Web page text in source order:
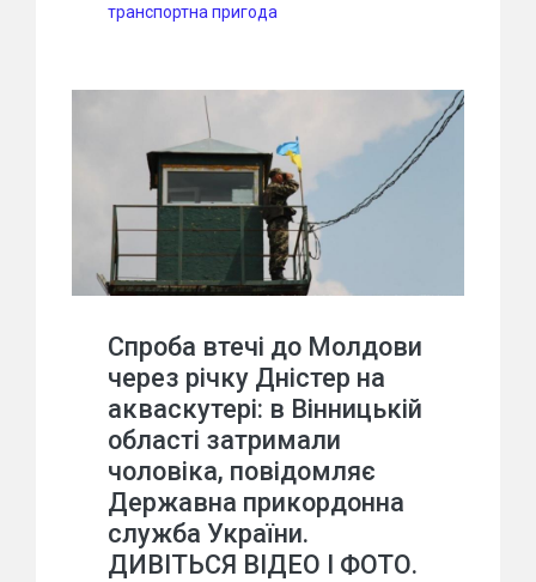
транспортна пригода
Спроба втечі до Молдови
через річку Дністер на
акваскутері: в Вінницькій
області затримали
чоловіка, повідомляє
Державна прикордонна
служба України.
ДИВІТЬСЯ ВІДЕО І ФОТО.